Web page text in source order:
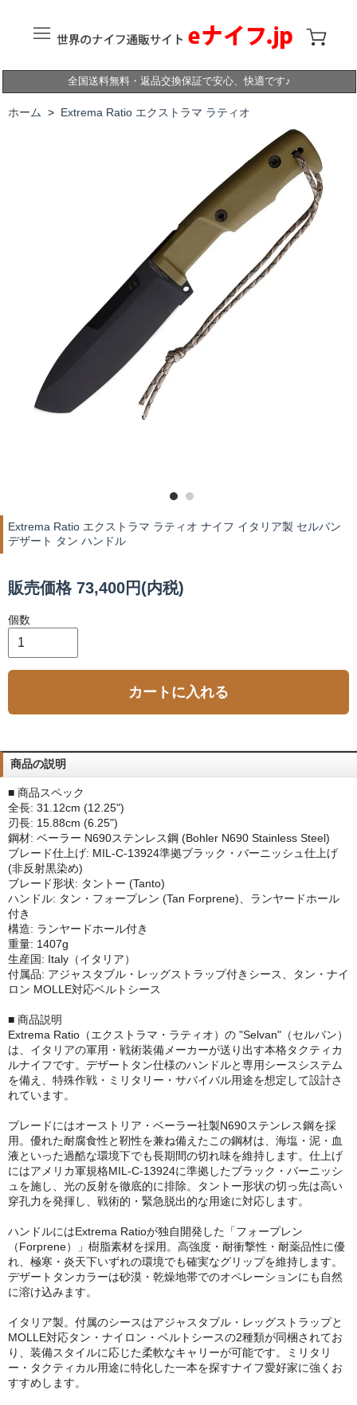
全国送料無料・返品交換保証で安心、快適です♪
ホーム > Extrema Ratio エクストラマ ラティオ
Extrema Ratio エクストラマ ラティオ ナイフ イタリア製 セルバン
デザート タン ハンドル
販売価格 73,400円(内税)
個数
カートに入れる
商品の説明
■ 商品スペック
全長: 31.12cm (12.25")
刃長: 15.88cm (6.25")
鋼材: ベーラー N690ステンレス鋼 (Bohler N690 Stainless Steel)
ブレード仕上げ: MIL-C-13924準拠ブラック・バーニッシュ仕上げ
(非反射黒染め)
ブレード形状: タントー (Tanto)
ハンドル: タン・フォープレン (Tan Forprene)、ランヤードホール
付き
構造: ランヤードホール付き
重量: 1407g
生産国: Italy（イタリア）
付属品: アジャスタブル・レッグストラップ付きシース、タン・ナイ
ロン MOLLE対応ベルトシース
■ 商品説明
Extrema Ratio（エクストラマ・ラティオ）の "Selvan"（セルバン）
は、イタリアの軍用・戦術装備メーカーが送り出す本格タクティカ
ルナイフです。デザートタン仕様のハンドルと専用シースシステム
を備え、特殊作戦・ミリタリー・サバイバル用途を想定して設計さ
れています。
ブレードにはオーストリア・ベーラー社製N690ステンレス鋼を採
用。優れた耐腐食性と靭性を兼ね備えたこの鋼材は、海塩・泥・血
液といった過酷な環境下でも長期間の切れ味を維持します。仕上げ
にはアメリカ軍規格MIL-C-13924に準拠したブラック・バーニッシ
ュを施し、光の反射を徹底的に排除。タントー形状の切っ先は高い
穿孔力を発揮し、戦術的・緊急脱出的な用途に対応します。
ハンドルにはExtrema Ratioが独自開発した「フォープレン
（Forprene）」樹脂素材を採用。高強度・耐衝撃性・耐薬品性に優
れ、極寒・炎天下いずれの環境でも確実なグリップを維持します。
デザートタンカラーは砂漠・乾燥地帯でのオペレーションにも自然
に溶け込みます。
イタリア製。付属のシースはアジャスタブル・レッグストラップと
MOLLE対応タン・ナイロン・ベルトシースの2種類が同梱されてお
り、装備スタイルに応じた柔軟なキャリーが可能です。ミリタリ
ー・タクティカル用途に特化した一本を探すナイフ愛好家に強くお
すすめします。